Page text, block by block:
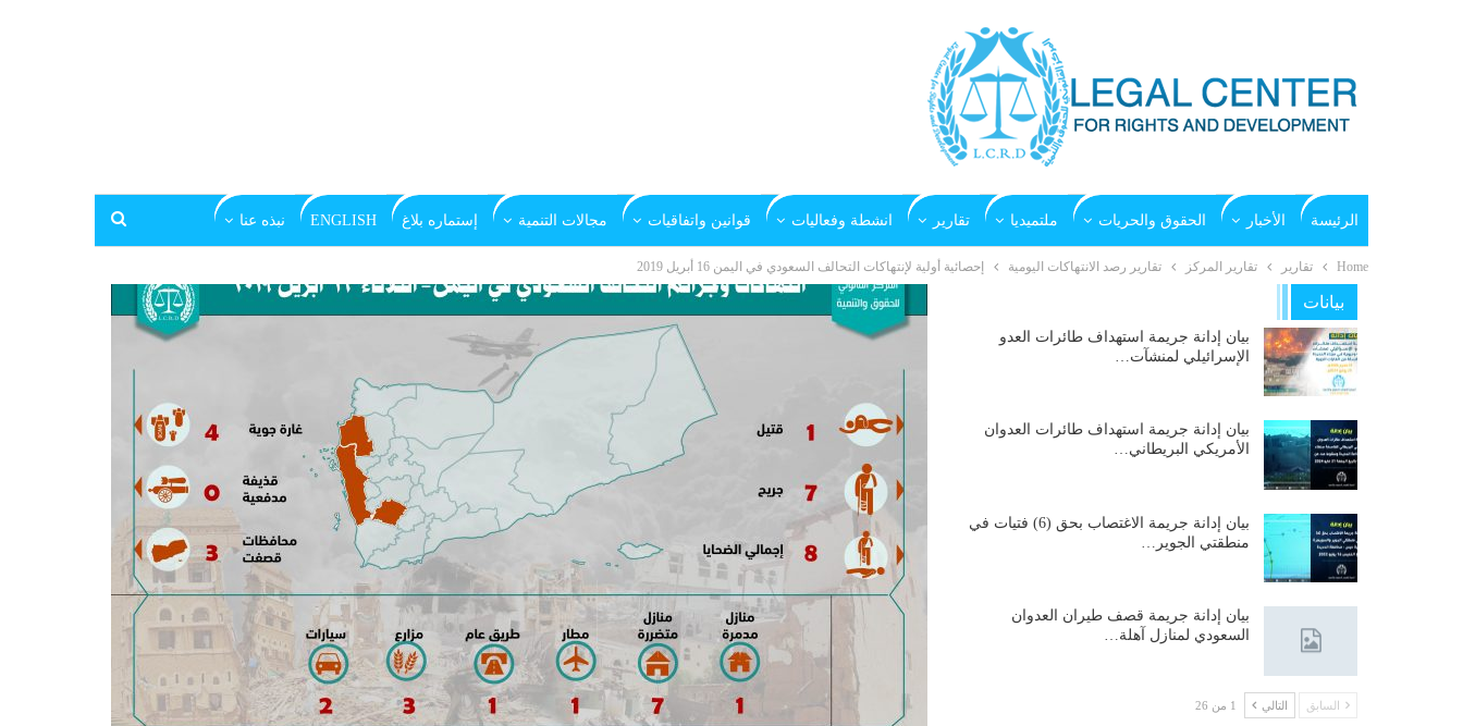
الرئيسة الأخبار الحقوق والحريات ملتميديا تقارير انشطة وفعاليات قوانين واتفاقيات مجالات التنمية إستماره بلاغ ENGLISH نبذه عنا
Home تقارير تقارير المركز تقارير رصد الانتهاكات اليومية إحصائية أولية لإنتهاكات التحالف السعودي في اليمن 16 أبريل 2019
بيانات
بيان إدانة جريمة استهداف طائرات العدو
الإسرائيلي لمنشآت…
بيان إدانة جريمة استهداف طائرات العدوان
الأمريكي البريطاني…
بيان إدانة جريمة الاغتصاب بحق (6) فتيات في
منطقتي الجوير…
بيان إدانة جريمة قصف طيران العدوان
السعودي لمنازل آهلة…
السابق التالي 1 من 26